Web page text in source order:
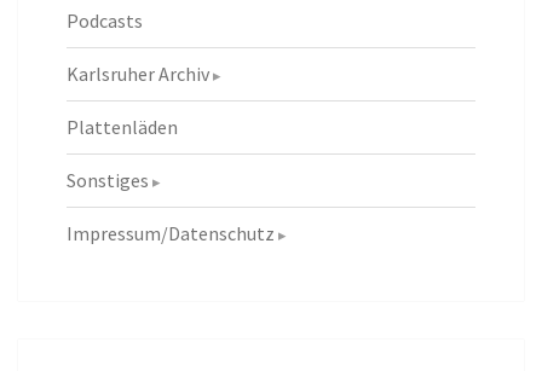
Podcasts
Karlsruher Archiv
Plattenläden
Sonstiges
Impressum/Datenschutz